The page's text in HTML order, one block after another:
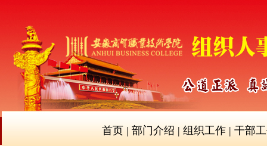
首页 | 部门介绍 | 组织工作 | 干部